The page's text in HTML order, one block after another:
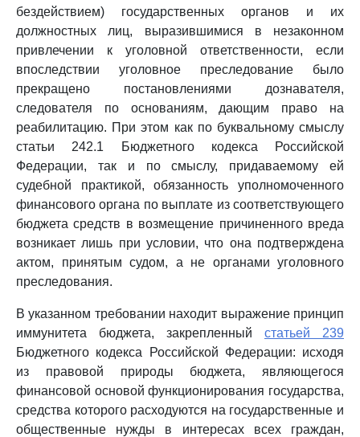
бездействием) государственных органов и их
должностных лиц, выразившимися в незаконном
привлечении к уголовной ответственности, если
впоследствии уголовное преследование было
прекращено постановлениями дознавателя,
следователя по основаниям, дающим право на
реабилитацию. При этом как по буквальному смыслу
статьи 242.1 Бюджетного кодекса Российской
Федерации, так и по смыслу, придаваемому ей
судебной практикой, обязанность уполномоченного
финансового органа по выплате из соответствующего
бюджета средств в возмещение причиненного вреда
возникает лишь при условии, что она подтверждена
актом, принятым судом, а не органами уголовного
преследования.
В указанном требовании находит выражение принцип
иммунитета бюджета, закрепленный статьей 239
Бюджетного кодекса Российской Федерации: исходя
из правовой природы бюджета, являющегося
финансовой основой функционирования государства,
средства которого расходуются на государственные и
общественные нужды в интересах всех граждан,